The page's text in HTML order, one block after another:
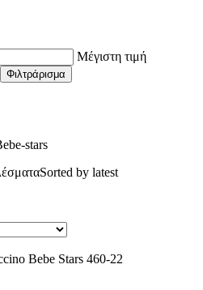
Μέγιστη τιμή
Φιλτράρισμα
stars
Sorted by latest